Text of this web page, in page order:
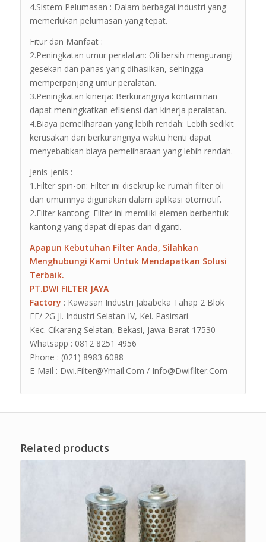
4.Sistem Pelumasan : Dalam berbagai industri yang
memerlukan pelumasan yang tepat.
Fitur dan Manfaat :
2.Peningkatan umur peralatan: Oli bersih mengurangi
gesekan dan panas yang dihasilkan, sehingga
memperpanjang umur peralatan.
3.Peningkatan kinerja: Berkurangnya kontaminan
dapat meningkatkan efisiensi dan kinerja peralatan.
4.Biaya pemeliharaan yang lebih rendah: Lebih sedikit
kerusakan dan berkurangnya waktu henti dapat
menyebabkan biaya pemeliharaan yang lebih rendah.
Jenis-jenis :
1.Filter spin-on: Filter ini disekrup ke rumah filter oli
dan umumnya digunakan dalam aplikasi otomotif.
2.Filter kantong: Filter ini memiliki elemen berbentuk
kantong yang dapat dilepas dan diganti.
Apapun Kebutuhan Filter Anda, Silahkan
Menghubungi Kami Untuk Mendapatkan Solusi
Terbaik.
PT.DWI FILTER JAYA
Factory : Kawasan Industri Jababeka Tahap 2 Blok
EE/ 2G Jl. Industri Selatan IV, Kel. Pasirsari
Kec. Cikarang Selatan, Bekasi, Jawa Barat 17530
Whatsapp : 0812 8251 4956
Phone : (021) 8983 6088
E-Mail : Dwi.Filter@Ymail.Com / Info@Dwifilter.Com
Related products